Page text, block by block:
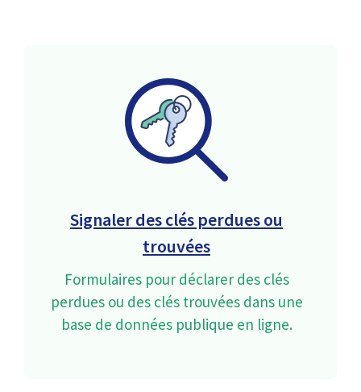
Signaler des clés perdues ou
trouvées
Formulaires pour déclarer des clés
perdues ou des clés trouvées dans une
base de données publique en ligne.